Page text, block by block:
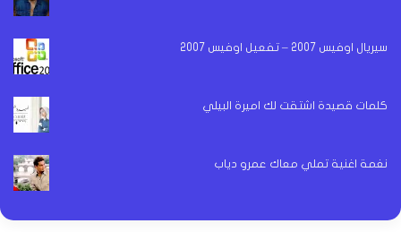
سيريال اوفيس 2007 – تفعيل اوفيس 2007
كلمات قصيدة اشتقت لك اميرة البيلي
نغمة اغنية تملي معاك عمرو دياب